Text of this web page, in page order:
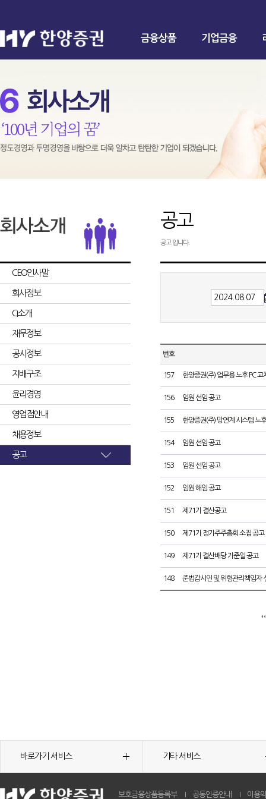
금융상품 기업금융
CEO인사말
회사정보
CI소개
재무정보
공시정보
지배구조
윤리경영
영업점안내
채용정보
공고
공고
공고 입니다.
번호
157 한양증권(주) 업무용 노후 PC 교
156 임원 선임 공고
155 한양증권(주) 망연계 시스템 노
154 임원 선임 공고
153 임원 선임 공고
152 임원 해임 공고
151 제71기 결산공고
150 제71기 정기주주총회 소집 공고
149 제71기 결산배당 기준일 공고
148 준법감시인 및 위험관리책임자
바로가기 서비스 기타 서비스
보호금융상품등록부 공동인증안내 이용